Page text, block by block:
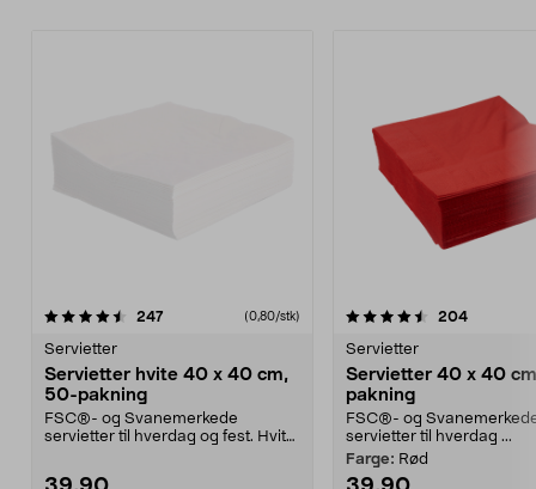
247anmeldelser(0,80/stk)
Servietter
Servietter hvite 40 x 40 cm,
50-pakning
FSC®- og Svanemerkede
servietter til hverdag og fest. Hvite
4.5 av 5 stjerner 204
Servietter
Servietter 40 x 40
pakning
FSC®- og
servietter til hverdag ...
Farge: Rød
4.5 av 5 stjerner